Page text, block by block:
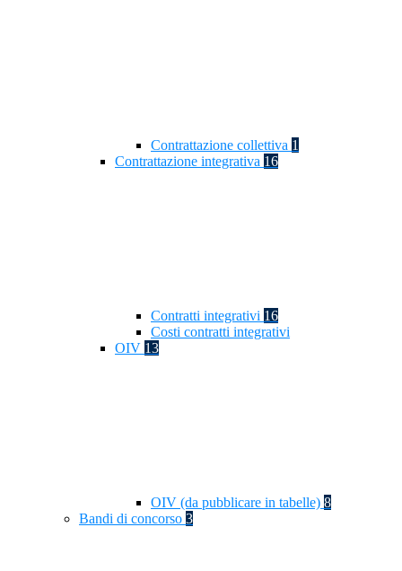
Contrattazione collettiva 1
Contrattazione integrativa 16
Contratti integrativi 16
Costi contratti integrativi
OIV 13
OIV (da pubblicare in tabelle) 8
Bandi di concorso 3